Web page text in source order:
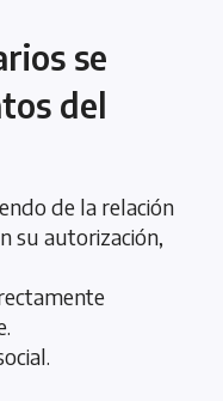
se
del
de la relación
su autorización,